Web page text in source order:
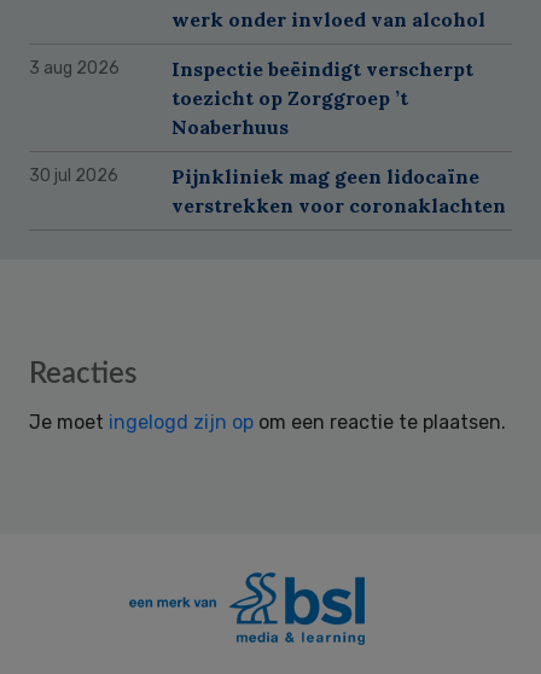
werk onder invloed van alcohol
3 aug 2026
Inspectie beëindigt verscherpt
toezicht op Zorggroep ’t
Noaberhuus
30 jul 2026
Pijnkliniek mag geen lidocaïne
verstrekken voor coronaklachten
Reader
Reacties
Je moet ingelogd zijn op om een reactie te plaatsen.